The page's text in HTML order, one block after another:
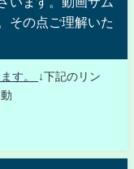
その点ご理解いた
す。
↓下記のリン